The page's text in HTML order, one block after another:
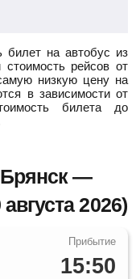
билет на автобус из
рейсов от
низкую цену на
в зависимости от
билета до
Брянск —
2026)
15:50